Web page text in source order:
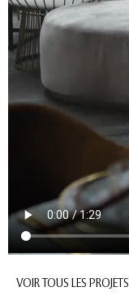
VOIR TOUS LES PROJETS